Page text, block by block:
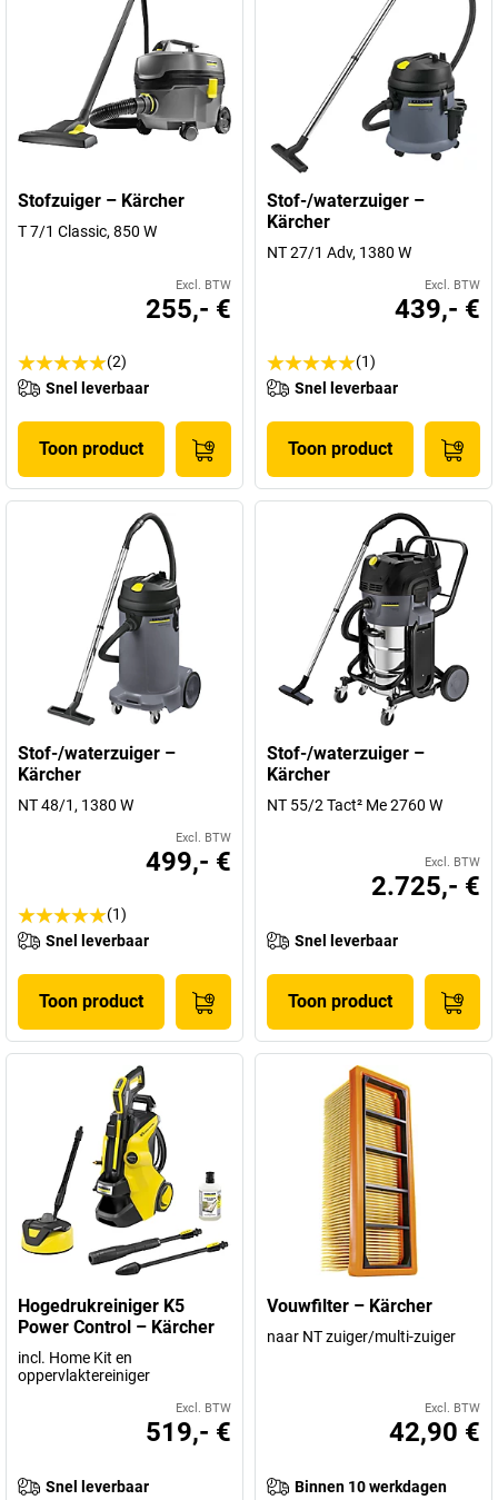
Stofzuiger – Kärcher
T 7/1 Classic, 850 W
Excl. BTW
255,- €
(2)
Snel leverbaar
Toon product
Stof-/waterzuiger –
Kärcher
NT 27/1 Adv, 1380 W
Excl. BTW
439,- €
(1)
Snel leverbaar
Toon product
Stof-/waterzuiger –
Kärcher
NT 48/1, 1380 W
Excl. BTW
499,- €
(1)
Snel leverbaar
Toon product
Stof-/waterzuiger –
Kärcher
NT 55/2 Tact² Me 2760 W
Excl. BTW
2.725,- €
Snel leverbaar
Toon product
Hogedrukreiniger K5
Power Control – Kärcher
incl. Home Kit en
oppervlaktereiniger
Excl. BTW
519,- €
Snel leverbaar
Vouwfilter – Kärcher
naar NT zuiger/multi-zuiger
Excl. BTW
42,90 €
Binnen 10 werkdagen